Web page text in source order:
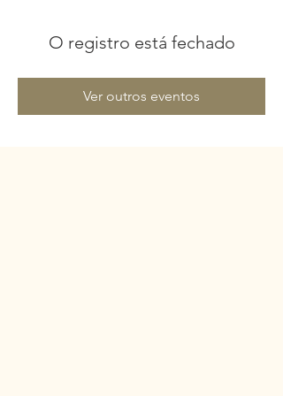
O registro está fechado
Ver outros eventos